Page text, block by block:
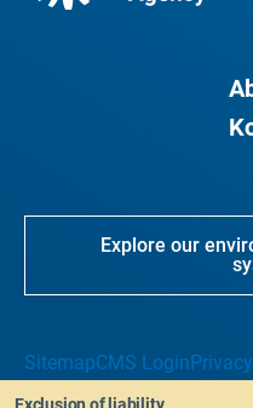
Explore our
SitemapCMS LoginPrivacy
Exclusion of liability